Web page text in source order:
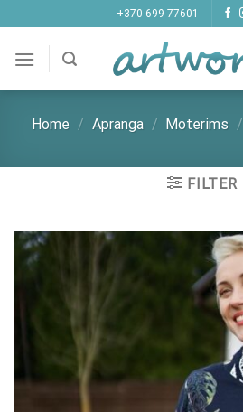
to
content
+370 699 77601
Home / Apranga / Moterims /
FILTER